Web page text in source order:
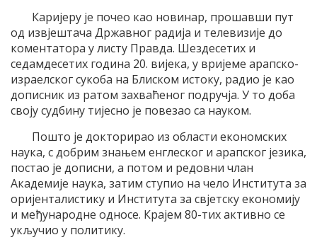
Каријеру је почео као новинар, прошавши пут
од извјештача Државног радија и телевизије до
коментатора у листу Правда. Шездесетих и
седамдесетих година 20. вијека, у вријеме арапско-
израелског сукоба на Блиском истоку, радио је као
дописник из ратом захваћеног подручја. У то доба
своју судбину тијесно је повезао са науком.
Пошто је докторирао из области економских
наука, с добрим знањем енглеског и арапског језика,
постао је дописни, а потом и редовни члан
Академије наука, затим ступио на чело Института за
оријенталистику и Института за свјетску економију
и међународне односе. Крајем 80-тих активно се
укључио у политику.